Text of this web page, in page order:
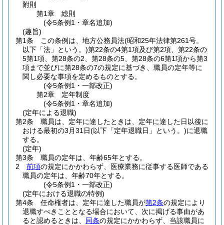
附則
第1章
総則
(令5条例1・章名追加)
(趣旨)
第1条
この条例は、地方公務員法(昭和25年法律第261号。
以下「法」という。)第22条の4第1項及び第2項、第22条の
5第1項、第28条の2、第28条の5、第28条の6第1項から第3
項まで並びに第28条の7の規定に基づき、職員の定年等に
関し必要な事項を定めるものとする。
(令5条例1・一部改正)
第2章
定年制度
(令5条例1・章名追加)
(定年による退職)
第2条
職員は、定年に達したときは、定年に達した日以後に
おける最初の3月31日(以下「定年退職日」という。)に退職
する。
(定年)
第3条
職員の定年は、年齢65年とする。
2
前項の規定にかかわらず、医療業務に従事する医師である
職員の定年は、年齢70年とする。
(令5条例1・一部改正)
(定年における退職の特例)
第4条
任命権者は、定年に達した職員が第2条の規定により
退職すべきこととなる場合において、次に掲げる事由があ
ると認めるときは、 同条の規定にかかわらず、当該職員に